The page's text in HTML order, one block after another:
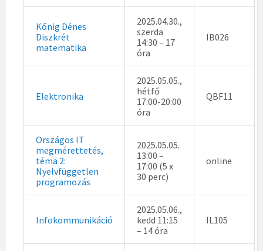
Kőnig Dénes
Diszkrét
matematika
2025.04.30.,
szerda
14:30 – 17
óra
IB026
Elektronika
2025.05.05.,
hétfő
17:00-20:00
óra
QBF11
Országos IT
megmérettetés,
téma 2:
Nyelvfüggetlen
programozás
2025.05.05.
13:00 –
17:00 (5 x
30 perc)
online
Infokommunikáció
2025.05.06.,
kedd 11:15
– 14 óra
IL105